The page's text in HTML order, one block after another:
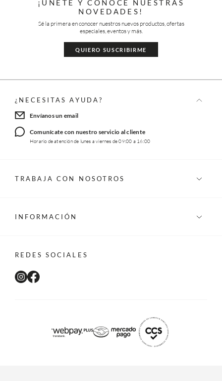
¡ÚNETE Y CONOCE NUESTRAS
NOVEDADES!
Sé la primera en conocer nuestros nuevos productos, ofertas
especiales, eventos y más.
QUIERO SUSCRIBIRME
¿NECESITAS AYUDA?
Envíanos un email
Comunícate con nuestro servicio al cliente
Horario de atención de lunes a viernes de 09:00 a 16:00
TRABAJA CON NOSOTROS
INFORMACIÓN
REDES SOCIALES